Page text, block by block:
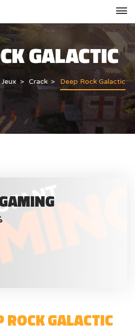
GALACTIC
Jeux Crack Deep Rock Galactic
ROCK GALACTIC